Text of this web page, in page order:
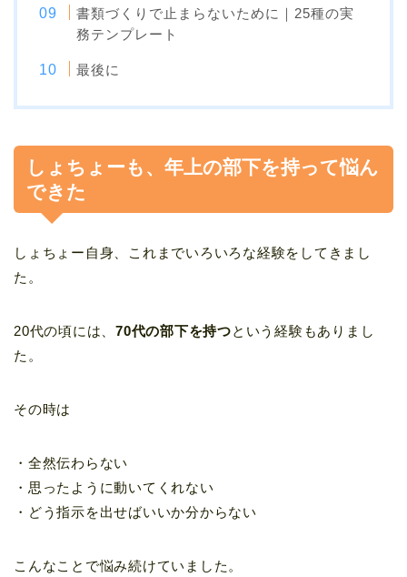
書類づくりで止まらないために｜25種の実
務テンプレート
最後に
しょちょーも、年上の部下を持って悩ん
できた
しょちょー自身、これまでいろいろな経験をしてきまし
た。
20代の頃には、70代の部下を持つという経験もありまし
た。
その時は
・全然伝わらない
・思ったように動いてくれない
・どう指示を出せばいいか分からない
こんなことで悩み続けていました。